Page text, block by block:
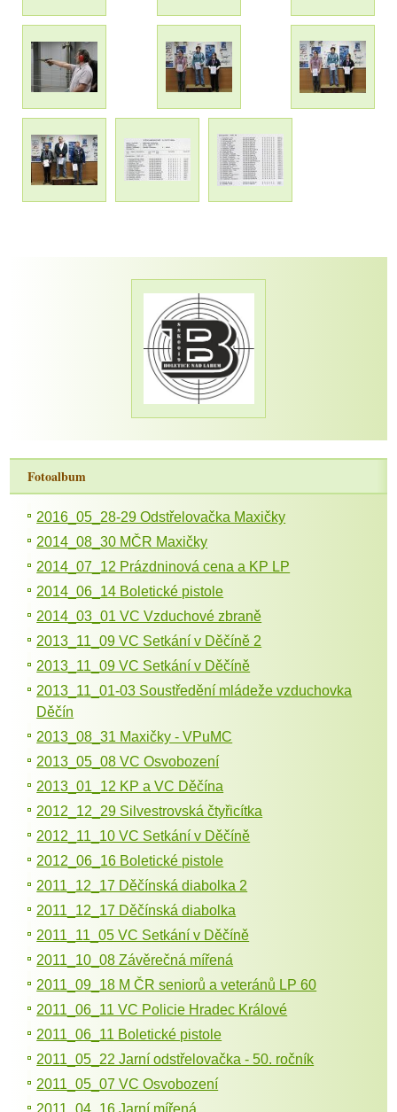
Fotoalbum
2016_05_28-29 Odstřelovačka Maxičky
2014_08_30 MČR Maxičky
2014_07_12 Prázdninová cena a KP LP
2014_06_14 Boletické pistole
2014_03_01 VC Vzduchové zbraně
2013_11_09 VC Setkání v Děčíně 2
2013_11_09 VC Setkání v Děčíně
2013_11_01-03 Soustředění mládeže vzduchovka
Děčín
2013_08_31 Maxičky - VPuMC
2013_05_08 VC Osvobození
2013_01_12 KP a VC Děčína
2012_12_29 Silvestrovská čtyřicítka
2012_11_10 VC Setkání v Děčíně
2012_06_16 Boletické pistole
2011_12_17 Děčínská diabolka 2
2011_12_17 Děčínská diabolka
2011_11_05 VC Setkání v Děčíně
2011_10_08 Závěrečná mířená
2011_09_18 M ČR seniorů a veteránů LP 60
2011_06_11 VC Policie Hradec Králové
2011_06_11 Boletické pistole
2011_05_22 Jarní odstřelovačka - 50. ročník
2011_05_07 VC Osvobození
2011_04_16 Jarní mířená